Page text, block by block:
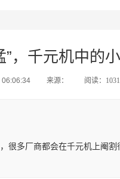
”，千元机中的
06:06:34 来源： 阅读：1031
很多厂商都会在千元机上阉